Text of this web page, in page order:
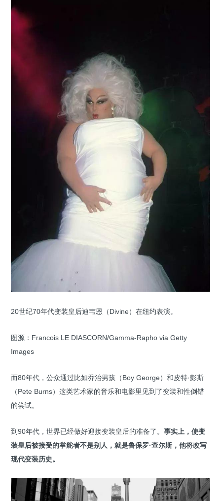
20世纪70年代变装皇后迪韦恩（Divine）在纽约表演。
图源：Francois LE DIASCORN/Gamma-Rapho via Getty
Images
而80年代，公众通过比如乔治男孩（Boy George）和皮特·彭斯
（Pete Burns）这类艺术家的音乐和电影里见到了变装和性倒错
的尝试。
到90年代，世界已经做好迎接变装皇后的准备了。 事实上，使变
装皇后被接受的掌舵者不是别人，就是鲁保罗·查尔斯，他将改写
现代变装历史。